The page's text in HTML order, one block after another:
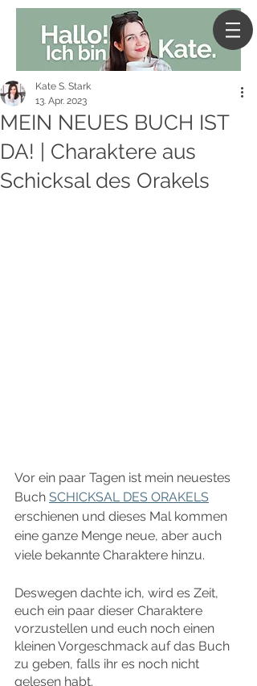
MEIN NEUES BUCH IST
DA! | Charaktere aus
Schicksal des Orakels
Kate S. Stark
13. Apr. 2023
Vor ein paar Tagen ist mein neuestes
Buch SCHICKSAL DES ORAKELS
erschienen und dieses Mal kommen
eine ganze Menge neue, aber auch
viele bekannte Charaktere hinzu.
Deswegen dachte ich, wird es Zeit,
euch ein paar dieser Charaktere
vorzustellen und euch noch einen
kleinen Vorgeschmack auf das Buch
zu geben, falls ihr es noch nicht
gelesen habt.